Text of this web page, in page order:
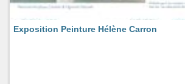
Exposition Peinture Hélène Carron